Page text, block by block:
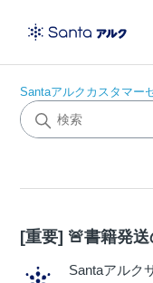
Santaアルクカスタマー
[重要] 🚨書籍発
Santaアルク